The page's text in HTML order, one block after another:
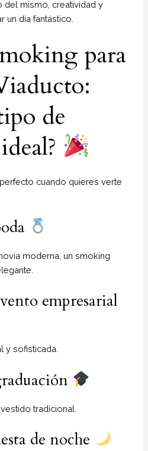
mismo, creatividad y
un día fantástico.
para
de
cuando quieres verte
moderna, un smoking
empresarial
y sofisticada.
tradicional.
de noche